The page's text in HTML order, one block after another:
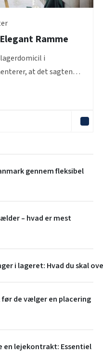
Ramme
i
at det sagtens
gennem fleksibel
– hvad er mest
i lageret: Hvad du skal
de vælger en placering
en lejekontrakt: Essentiel